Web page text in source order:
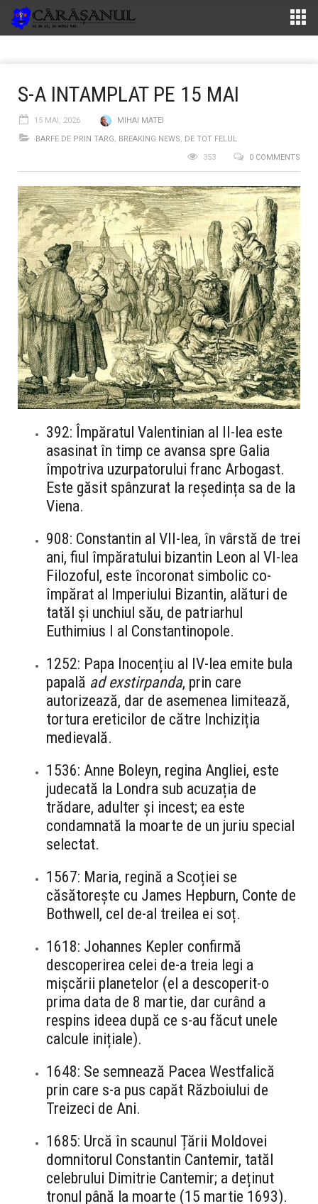
S-A INTAMPLAT PE 15 MAI
15 MAI, 2026
MIHAI MATEI
BARFE DE PRIN TARG, BREAKING NEWS, DE TOT FELUL
0 COMMENTS
353
392: Împăratul Valentinian al II-lea este
asasinat în timp ce avansa spre Galia
împotriva uzurpatorului franc Arbogast.
Este găsit spânzurat la reședința sa de la
Viena.
908: Constantin al VII-lea, în vârstă de trei
ani, fiul împăratului bizantin Leon al VI-lea
Filozoful, este încoronat simbolic co-
împărat al Imperiului Bizantin, alături de
tatăl și unchiul său, de patriarhul
Euthimius I al Constantinopole.
1252: Papa Inocențiu al IV-lea emite bula
papală ad exstirpanda, prin care
autorizează, dar de asemenea limitează,
tortura ereticilor de către Inchiziția
medievală.
1536: Anne Boleyn, regina Angliei, este
judecată la Londra sub acuzația de
trădare, adulter și incest; ea este
condamnată la moarte de un juriu special
selectat.
1567: Maria, regină a Scoției se
căsătorește cu James Hepburn, Conte de
Bothwell, cel de-al treilea ei soț.
1618: Johannes Kepler confirmă
descoperirea celei de-a treia legi a
mișcării planetelor (el a descoperit-o
prima data de 8 martie, dar curând a
respins ideea după ce s-au făcut unele
calcule inițiale).
1648: Se semnează Pacea Westfalică
prin care s-a pus capăt Războiului de
Treizeci de Ani.
1685: Urcă în scaunul Țării Moldovei
domnitorul Constantin Cantemir, tatăl
celebrului Dimitrie Cantemir; a deținut
tronul până la moarte (15 martie 1693).